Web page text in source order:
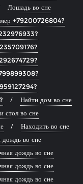
Лошадь во сне
+79200726804?
Найти дом во сне
стол во сне
Находить во сне
во сне
дождь во сне
дождь во сне
дождь во сне